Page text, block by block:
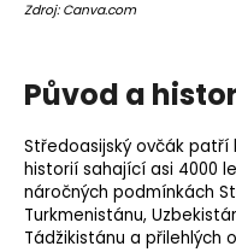
Zdroj: Canva.com
Původ a
Středoasijský ovčák patří
historií sahající asi 4000
náročných podmínkách
Turkmenistánu,
Tádžikistánu a přilehlých